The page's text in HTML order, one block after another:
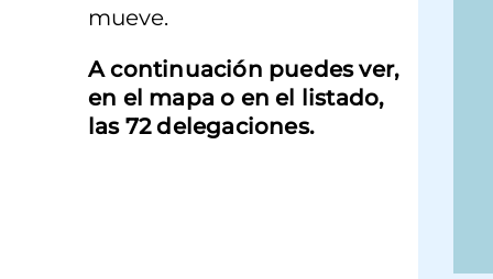
mueve.
A continuación puedes ver,
en el mapa o en el listado,
las 72 delegaciones.